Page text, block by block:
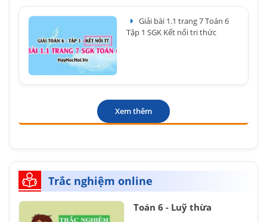
Giải bài 1.1 trang 7 Toán 6
Tập 1 SGK Kết nối tri thức
Xem thêm
Trắc nghiệm online
Toán 6 - Luỹ thừa